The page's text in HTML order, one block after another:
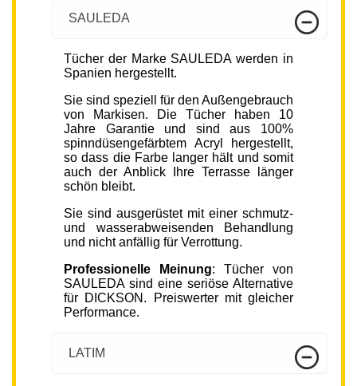
SAULEDA
Tücher der Marke SAULEDA werden in
Spanien hergestellt.
Sie sind speziell für den Außengebrauch
von Markisen. Die Tücher haben 10
Jahre Garantie und sind aus 100%
spinndüsengefärbtem Acryl hergestellt,
so dass die Farbe langer hält und somit
auch der Anblick Ihre Terrasse länger
schön bleibt.
Sie sind ausgerüstet mit einer schmutz-
und wasserabweisenden Behandlung
und nicht anfällig für Verrottung.
Professionelle Meinung: Tücher von
SAULEDA sind eine seriöse Alternative
für DICKSON. Preiswerter mit gleicher
Performance.
LATIM